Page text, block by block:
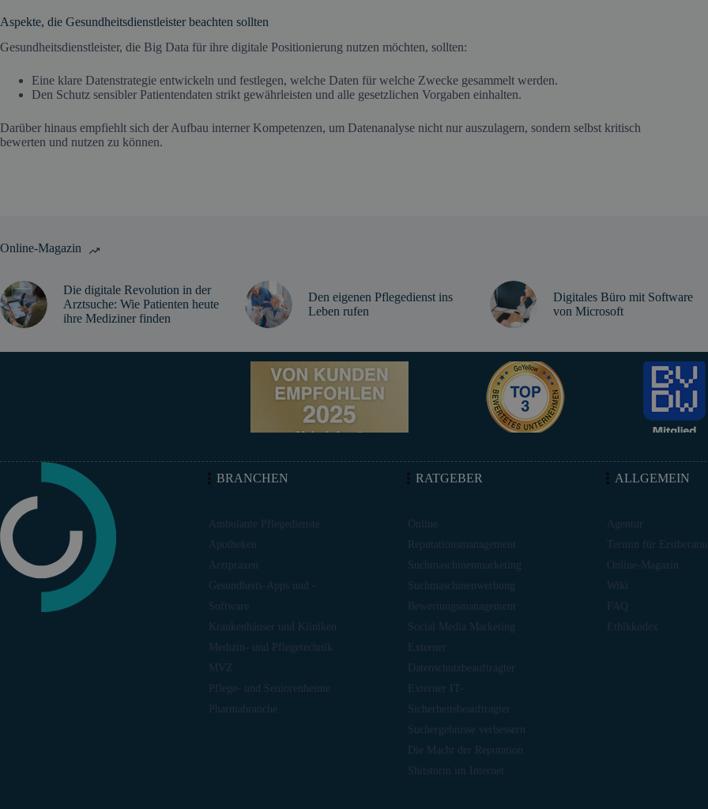
Aspekte, die Gesundheitsdienstleister beachten sollten
Gesundheitsdienstleister, die Big Data für ihre digitale Positionierung nutzen möchten, sollten:
Eine klare Datenstrategie entwickeln und festlegen, welche Daten für welche Zwecke gesammelt werden.
Den Schutz sensibler Patientendaten strikt gewährleisten und alle gesetzlichen Vorgaben einhalten.
Darüber hinaus empfiehlt sich der Aufbau interner Kompetenzen, um Datenanalyse nicht nur auszulagern, sondern selbst kritisch
bewerten und nutzen zu können.
Online-Magazin
Die digitale Revolution in der
Arztsuche: Wie Patienten heute
ihre Mediziner finden
Den eigenen Pflegedienst ins
Leben rufen
Digitales Büro mit Software
von Microsoft
BRANCHEN
Ambulante Pflegedienste
Apotheken
Arztpraxen
Gesundheits-Apps und -
Software
Krankenhäuser und Kliniken
Medizin- und Pflegetechnik
MVZ
Pflege- und Seniorenheime
Pharmabranche
RATGEBER
Online
Reputationsmanagement
Suchmaschinenmarketing
Suchmaschinenwerbung
Bewertungsmanagement
Social Media Marketing
Externer
Datenschutzbeauftragter
Externer IT-
Sicherheitsbeauftragter
Suchergebnisse verbessern
Die Macht der Reputation
Shitstorm im Internet
ALLGEMEIN
Agentur
Termin für
Online-Magazin
Wiki
FAQ
Ethikkodex